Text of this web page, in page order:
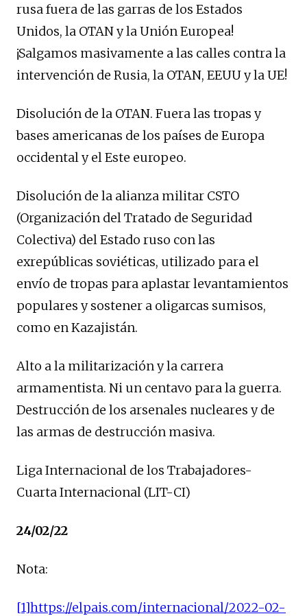
rusa fuera de las garras de los Estados
Unidos, la OTAN y la Unión Europea!
¡Salgamos masivamente a las calles contra la
intervención de Rusia, la OTAN, EEUU y la UE!
Disolución de la OTAN. Fuera las tropas y
bases americanas de los países de Europa
occidental y el Este europeo.
Disolución de la alianza militar CSTO
(Organización del Tratado de Seguridad
Colectiva) del Estado ruso con las
exrepúblicas soviéticas, utilizado para el
envío de tropas para aplastar levantamientos
populares y sostener a oligarcas sumisos,
como en Kazajistán.
Alto a la militarización y la carrera
armamentista. Ni un centavo para la guerra.
Destrucción de los arsenales nucleares y de
las armas de destrucción masiva.
Liga Internacional de los Trabajadores-
Cuarta Internacional (LIT-CI)
24/02/22
Nota:
[1]https://elpais.com/internacional/2022-02-